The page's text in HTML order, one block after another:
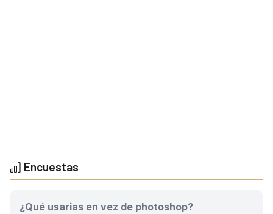
Encuestas
¿Qué usarias en vez de photoshop?